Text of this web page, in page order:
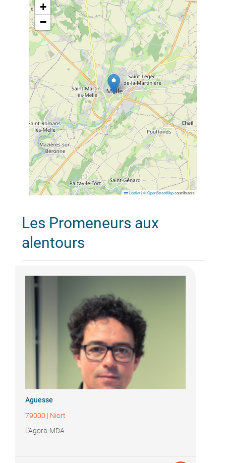
+
−
Leaflet |©OpenStreetMapcontributors
Les Promeneurs aux
alentours
Aguesse
79000 | Niort
L'Agora-MDA